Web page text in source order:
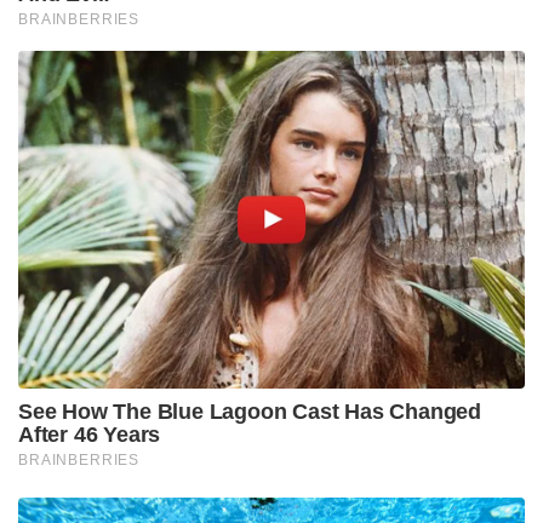
പാഡുകളും മെൻസ്ട്രൽ കപ്പുകളും പിരീഡ്
അണ്ടർവെയറുകളും കുറഞ്ഞ വിലയ്ക്ക് വിൽക്കുന്ന
പുതിയ കാലത്തെ ഡയറക്ട്-ടു-കൺസ്യൂമർ (D2C)
സ്റ്റാർട്ടപ്പുകളിൽ നിന്നും വിസ്‌പർ ഇപ്പോൾ കടുത്ത
മത്സരം നേരിടുന്നുണ്ട്. ചില ഉൽപ്പന്നങ്ങളുടെ
ഡിസൈൻ മാറ്റങ്ങളെക്കുറിച്ച് സോഷ്യൽ മീഡിയയിൽ
ഉപയോക്താക്കൾക്കിടയിൽ ചർച്ചകൾ
നടക്കുന്നുണ്ടെങ്കിലും, P&G എന്ന ആഗോള ഭീമന്റെ
അതിശക്തമായ വിതരണ ശൃംഖലയും ബ്രാൻഡ്
മൂല്യവും വിസ്‌പറിനെ ഇന്നും വിപണിയിലെ രാജാവായി
നിലനിർത്തുന്നു. കച്ചവടത്തിനപ്പുറം ഇന്ത്യൻ
സ്ത്രീകളുടെ ജീവിതശൈലിയിൽ വിപ്ലവകരമായ മാറ്റം
വരുത്തിയ ഒരു കോർപ്പറേറ്റ് ബ്രാൻഡിംഗിന്റെ
എക്കാലത്തെയും മികച്ച ഉദാഹരണമാണ് വിസ്‌പർ!